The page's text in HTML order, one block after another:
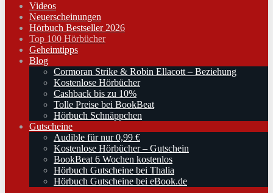
Videos
Neuerscheinungen
Hörbuch Bestseller 2026
Top 100 Hörbücher
Geheimtipps
Blog
Cormoran Strike & Robin Ellacott – Beziehung
Kostenlose Hörbücher
Cashback bis zu 10%
Tolle Preise bei BookBeat
Hörbuch Schnäppchen
Gutscheine
Audible für nur 0,99 €
Kostenlose Hörbücher – Gutschein
BookBeat 6 Wochen kostenlos
Hörbuch Gutscheine bei Thalia
Hörbuch Gutscheine bei eBook.de